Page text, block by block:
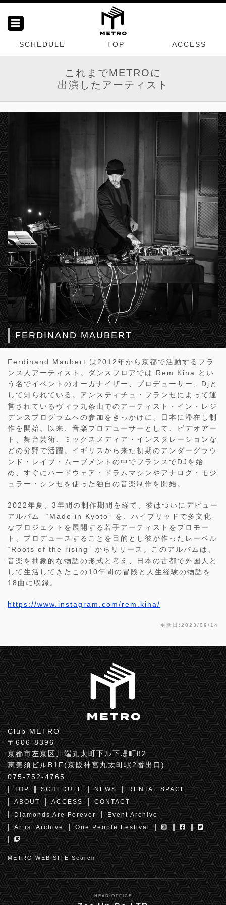
SCHEDULE TOP ACCESS
これまでMETROに
出演したアーティスト
FERDINAND MAUBERT
Ferdinand Maubert は2012年から京都で活動するフラ
ンス人アーティスト。ダンスフロアでは Rem Kina とい
う名でイベントのオーガナイザー、プロデューサー、Djと
して知られている。アンスティチュ・フランセによって運
営されているヴィラ九条山でのアーティスト・イン・レジ
デンスプログラムへの参加をきっかけに、日本に滞在し制
作を開始。以来、音楽プロデューサーとして、ビデオアー
ト、舞台芸術、ミックスメディア・インスタレーションな
どの分野で活躍。イギリスから来た初期のアンダーグラウ
ンド・レイブ・ムーブメントの中でフランスでDJを始
め、すぐにハードウェア・ドラムマシンやアナログ・モジ
ュラー・シンセを使った独自の音楽制作を開始。
2022年夏、3年間の制作期間を経て、彼はついにデビュー
アルバム “Made in Kyoto” を、ハイブリッドで多文化
なプロジェクトを展開する若手アーティストをプロモー
ト、プロデュースすることを目的とし彼が作ったレーベル
“Roots of the rising” からリリース。このアルバムは、
音楽を抽象的な物語の形式と考え、日本の古都で外国人と
して生活してきたこの10年間の冒険と人生経験の物語を
18曲に収録。
https://www.instagram.com/rem.kina/
更新日:2023/09/14
Club METRO
〒606-8396
京都市左京区川端丸太町下ル下堤町82
恵美須ビルB1F(京阪神宮丸太町駅2番出口)
075-752-4765
TOP SCHEDULE NEWS
RENTAL SPACE
ABOUT
ACCESS
CONTACT
Diamonds Are Forever
Event Archive
Artist Archive
One People Festival
METRO WEB SITE Search
HEAD OFFICE